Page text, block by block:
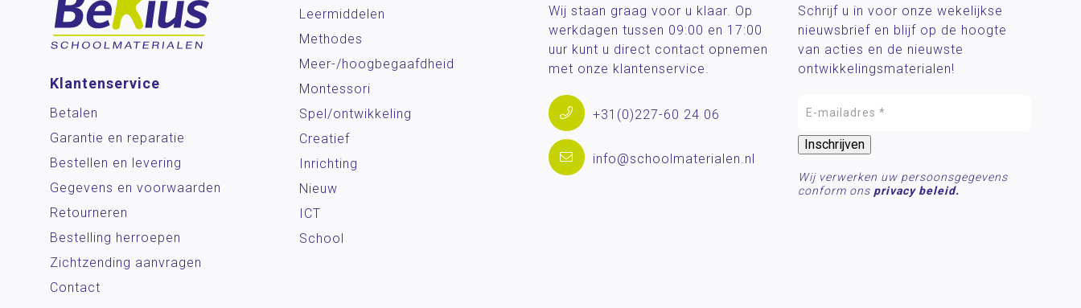
Klantenservice
Betalen
Garantie en reparatie
Bestellen en levering
Gegevens en voorwaarden
Retourneren
Bestelling herroepen
Zichtzending aanvragen
Contact
Leermiddelen
Methodes
Meer-/hoog­begaafdheid
Montessori
Spel/ontwikkeling
Creatief
Inrichting
Nieuw
ICT
School
Wij staan graag voor u klaar. Op
werkdagen tussen 09:00 en 17:00
uur kunt u direct contact opnemen
met onze klantenservice.
+31(0)227-60 24 06
info@schoolmaterialen.nl
Schrijf u in voor onze wekelijkse
nieuwsbrief en blijf op de hoogte
van acties en de nieuwste
ontwikkelingsmaterialen!
Wij verwerken uw persoonsgegevens
conform ons privacy beleid.